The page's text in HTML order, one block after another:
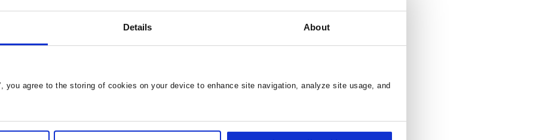
Details About
you agree to the storing of cookies on your device to enhance site navigation, analyze site usage, and